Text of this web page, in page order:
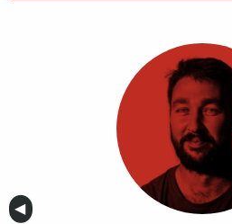
Anterior
◀︎